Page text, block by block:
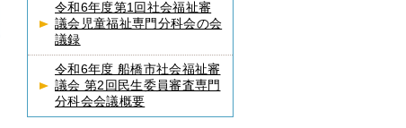
令和6年度第1回社会福祉審
議会児童福祉専門分科会の会
議録
令和6年度 船橋市社会福祉審
議会 第2回民生委員審査専門
分科会会議概要